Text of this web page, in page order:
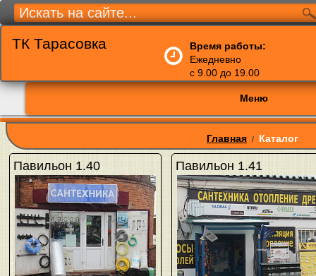
ТК Тарасовка
Время работы:
Ежедневно
с 9.00 до 19.00
Меню
Главная / Каталог
Павильон 1.40 Павильон 1.41